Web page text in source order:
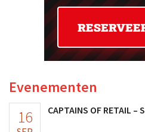
Evenementen
16 CAPTAINS OF RETAIL –